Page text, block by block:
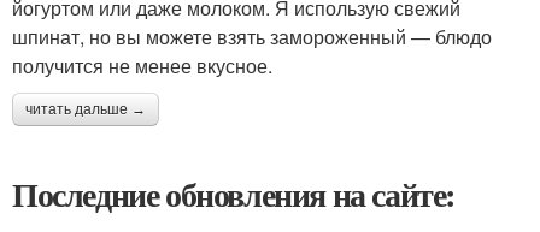
йогуртом или даже молоком. Я использую свежий
шпинат, но вы можете взять замороженный — блюдо
получится не менее вкусное.
читать дальше →
Последние обновления на сайте: